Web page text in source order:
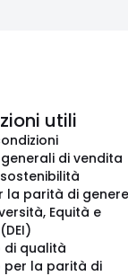
utili
di vendita
la parità di genere
Equità e
qualità
per la parità di